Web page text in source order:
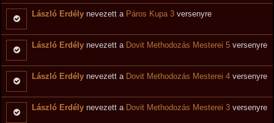
László Erdély nevezett a Páros Kupa 3 versenyre
László Erdély nevezett a Dovit Methodozás Mesterei 5 versenyre
László Erdély nevezett a Dovit Methodozás Mesterei 4 versenyre
László Erdély nevezett a Dovit Methodozás Mesterei 3 versenyre